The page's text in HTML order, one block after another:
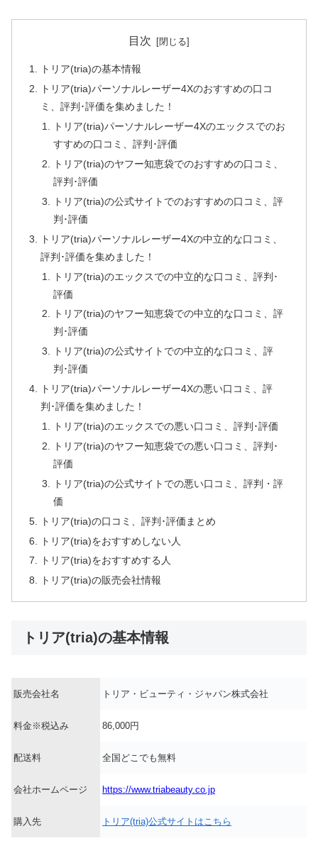
目次
トリア(tria)の基本情報
トリア(tria)パーソナルレーザー4Xのおすすめの口コ
ミ、評判･評価を集めました！
トリア(tria)パーソナルレーザー4Xのエックスでのお
すすめの口コミ、評判･評価
トリア(tria)のヤフー知恵袋でのおすすめの口コミ、
評判･評価
トリア(tria)の公式サイトでのおすすめの口コミ、評
判･評価
トリア(tria)パーソナルレーザー4Xの中立的な口コミ、
評判･評価を集めました！
トリア(tria)のエックスでの中立的な口コミ、評判･
評価
トリア(tria)のヤフー知恵袋での中立的な口コミ、評
判･評価
トリア(tria)の公式サイトでの中立的な口コミ、評
判･評価
トリア(tria)パーソナルレーザー4Xの悪い口コミ、評
判･評価を集めました！
トリア(tria)のエックスでの悪い口コミ、評判･評価
トリア(tria)のヤフー知恵袋での悪い口コミ、評判･
評価
トリア(tria)の公式サイトでの悪い口コミ、評判・評
価
トリア(tria)の口コミ、評判･評価まとめ
トリア(tria)をおすすめしない人
トリア(tria)をおすすめする人
トリア(tria)の販売会社情報
トリア(tria)の基本情報
販売会社名 トリア・ビューティ・ジャパン株式会社
料金※税込み 86,000円
配送料 全国どこでも無料
会社ホームページ https://www.triabeauty.co.jp
購入先 トリア(tria)公式サイトはこちら